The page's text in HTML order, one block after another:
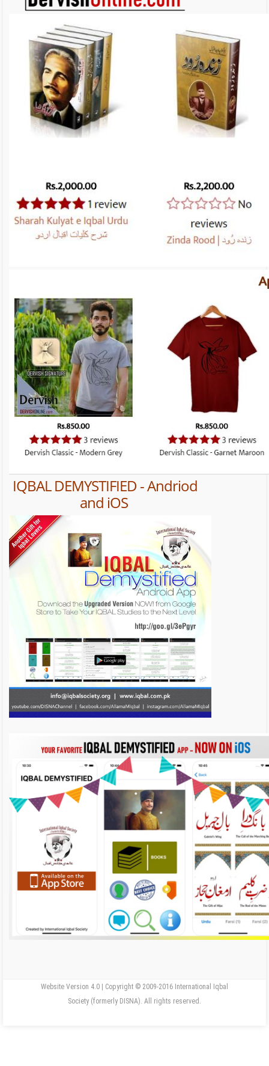
IQBAL DEMYSTIFIED - Andriod
and iOS
Website Version 4.0 | Copyright © 2009-2016 International Iqbal
Society (formerly DISNA). All rights reserved.